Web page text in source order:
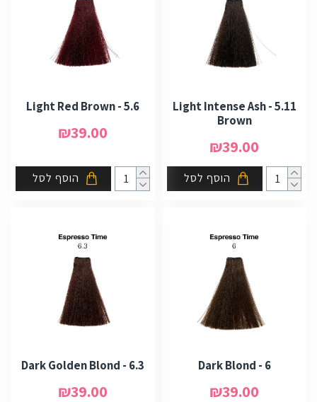
5.11 - Light Intense Ash
Brown
₪39.00
הוסף לסל
5.6 - Light Red Brown
₪39.00
הוסף לסל
6 - Dark Blond
₪39.00
6.3 - Dark Golden Blond
₪39.00